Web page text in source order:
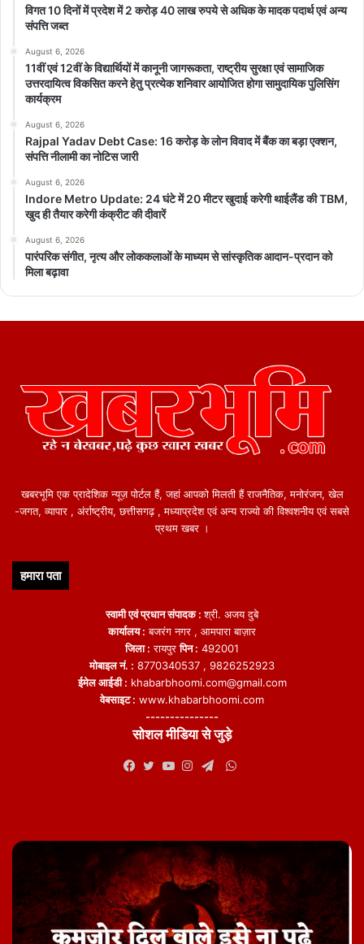
विगत 10 दिनों में प्रदेश में 2 करोड़ 40 लाख रुपये से अधिक के मादक पदार्थ एवं अन्य
संपत्ति जब्त
August 6, 2026
11वीं एवं 12वीं के विद्यार्थियों में कानूनी जागरूकता, राष्ट्रीय सुरक्षा एवं सामाजिक
उत्तरदायित्व विकसित करने हेतु प्रत्येक शनिवार आयोजित होगा सामुदायिक पुलिसिंग
कार्यक्रम
August 6, 2026
Rajpal Yadav Debt Case: 16 करोड़ के लोन विवाद में बैंक का बड़ा एक्शन,
संपत्ति नीलामी का नोटिस जारी
August 6, 2026
Indore Metro Update: 24 घंटे में 20 मीटर खुदाई करेगी थाईलैंड की TBM,
खुद ही तैयार करेगी कंक्रीट की दीवारें
August 6, 2026
पारंपरिक संगीत, नृत्य और लोककलाओं के माध्यम से सांस्कृतिक आदान-प्रदान को
मिला बढ़ावा
खबरभूमि एक प्रादेशिक न्यूज़ पोर्टल हैं, जहां आपको मिलती हैं राजनैतिक, मनोरंजन, खेल
-जगत, व्यापार , अंर्राष्ट्रीय, छत्तीसगढ़ , मध्याप्रदेश एवं अन्य राज्यो की विश्वशनीय एवं सबसे
प्रथम खबर ।
हमारा पता
स्वामी एवं प्रधान संपादक :श्री. अजय दुबे
कार्यालय : बजरंग नगर , आमपारा बाज़ार
जिला : रायपुरपिन : 492001
मोबाइल नं. : 8770340537 , 9826252923
ईमेल आईडी : khabarbhoomi.com@gmail.com
वेबसाइट : www.khabarbhoomi.com
---------------
सोशल मीडिया से जुड़े
WhatsApp